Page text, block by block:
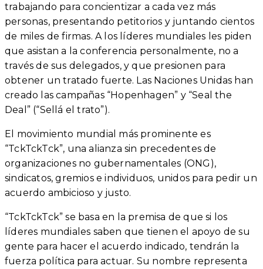
trabajando para concientizar a cada vez más
personas, presentando petitorios y juntando cientos
de miles de firmas. A los líderes mundiales les piden
que asistan a la conferencia personalmente, no a
través de sus delegados, y que presionen para
obtener un tratado fuerte. Las Naciones Unidas han
creado las campañas “Hopenhagen” y “Seal the
Deal” (“Sellá el trato”).
El movimiento mundial más prominente es
“TckTckTck”, una alianza sin precedentes de
organizaciones no gubernamentales (ONG),
sindicatos, gremios e individuos, unidos para pedir un
acuerdo ambicioso y justo.
“TckTckTck” se basa en la premisa de que si los
líderes mundiales saben que tienen el apoyo de su
gente para hacer el acuerdo indicado, tendrán la
fuerza política para actuar. Su nombre representa